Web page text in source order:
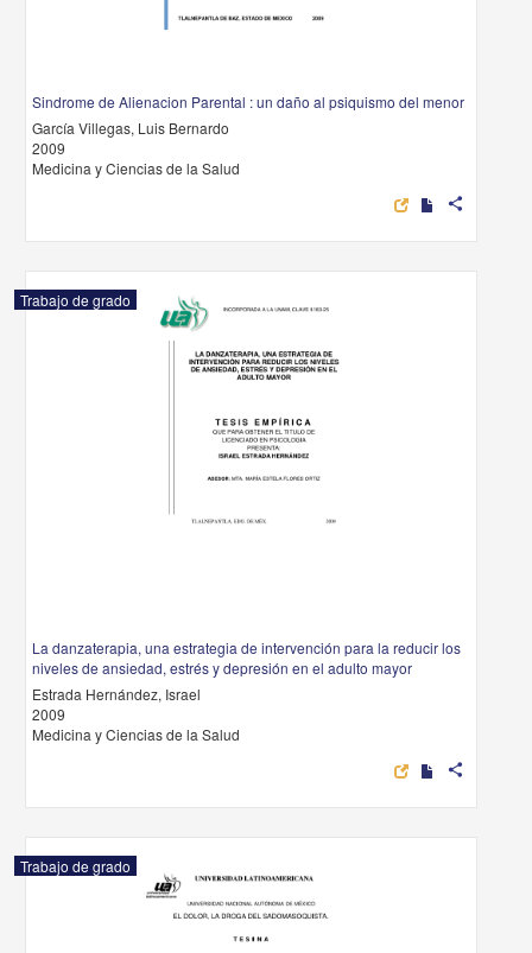
Sindrome de Alienacion Parental : un daño al psiquismo del menor
García Villegas, Luis Bernardo
2009
Medicina y Ciencias de la Salud
share
Trabajo de grado
La danzaterapia, una estrategia de intervención para la reducir los
niveles de ansiedad, estrés y depresión en el adulto mayor
Estrada Hernández, Israel
2009
Medicina y Ciencias de la Salud
share
Trabajo de grado